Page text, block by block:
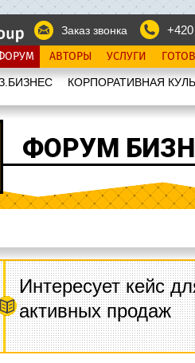
Заказ звонка
АВТОРЫ УСЛУГИ
КОРПОРАТИВНАЯ
ФОРУМ
Интересует кейс
активных продаж